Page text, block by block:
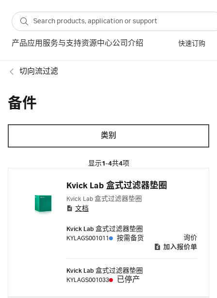
产品应用 服务与支持资源中心公司介绍 快速订购
切向流过滤
备件
类别
显示1-4共4项
Kvick Lab 盒式过滤器垫圈
Kvick Lab 盒式过滤器垫圈
文档
Kvick Lab 盒式过滤器垫圈
KYLAGS001011
按需备货
询价
加入报价单
Kvick Lab 盒式过滤器垫圈
KYLAGS001033
已停产